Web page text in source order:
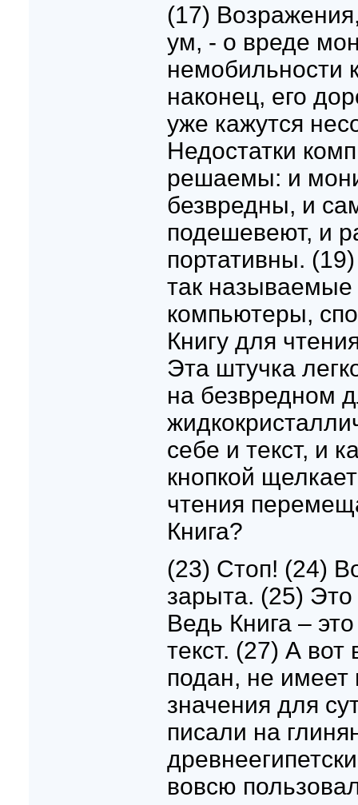
(17)
ум, - о вреде
немобильности
наконец, его
уже кажутся
Недостатки
решаемы: и
безвредны, и
подешевеют, и
портативны.
так
компьютеры,
Книгу для
Эта штучка
на безвредном
себе и текст, и
кнопкой
чтения
Книга?
(23) Стоп! (24)
зарыта. (25)
Ведь Книга –
текст. (27) А
подан, не
значения для
писали на
вовсю